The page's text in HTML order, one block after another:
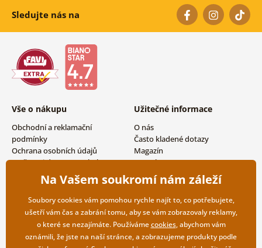
Sledujte nás na
Vše o nákupu
Obchodní a reklamační
podmínky
Ochrana osobních údajů
Možnosti dopravy a platby
Vrácení zboží
Užitečné informace
O nás
Často kladené dotazy
Magazín
Kontakty
Velkoobchodní spolupráce
Na Vašem soukromí nám záleží
Soubory cookies vám pomohou rychle najít to, co potřebujete,
ušetří vám čas a zabrání tomu, aby se vám zobrazovaly reklamy,
o které se nezajímáte. Používámecookies, abychom vám
oznámili, že jste na naší stránce, a zobrazujeme produkty podle